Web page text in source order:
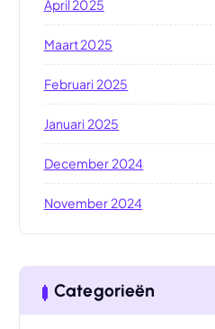
April 2025
Maart 2025
Februari 2025
Januari 2025
December 2024
November 2024
Categorieën